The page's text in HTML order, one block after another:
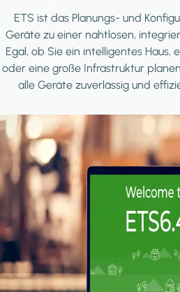
ETS ist das Planungs- und
Geräte zu einer nahtlosen,
Egal, ob Sie ein intelligentes
oder eine große Infrastruktur
alle Geräte zuverlässig und
Image